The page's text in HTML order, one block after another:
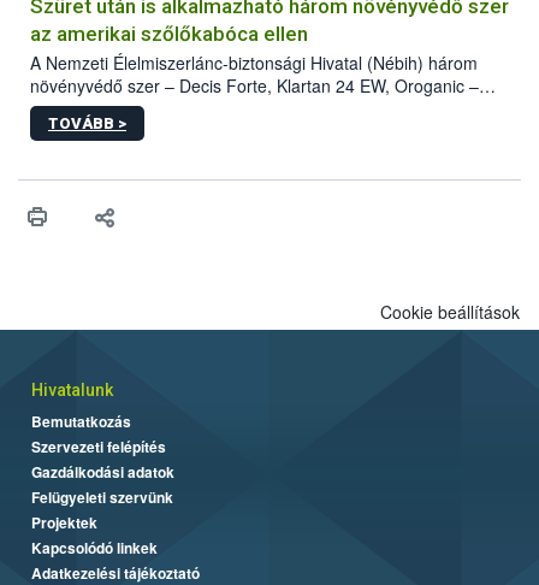
hatósággal is összehangolják a terjedés megállítása érdekében.
Szüret után is alkalmazható három növényvédő szer
az amerikai szőlőkabóca ellen
A Nemzeti Élelmiszerlánc-biztonsági Hivatal (Nébih) három
növényvédő szer – Decis Forte, Klartan 24 EW, Oroganic –
engedélyokiratát módosította, így azok a szüretet követően,
egészen a vesszőérettség (BBCH 91) stádiumáig
érésű szőlőkben is legyen lehetőség a károsító elleni további
felhasználók számára is elérhető és ökológiai termesztésben is
TOVÁBB >
Cookie beállítások
Hivatalunk
Bemutatkozás
Szervezeti felépítés
Gazdálkodási adatok
Felügyeleti szervünk
Projektek
Kapcsolódó linkek
Adatkezelési tájékoztató